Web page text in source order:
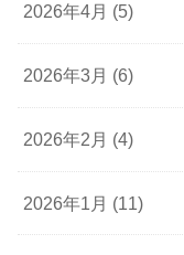
2026年4月 (5)
2026年3月 (6)
2026年2月 (4)
2026年1月 (11)